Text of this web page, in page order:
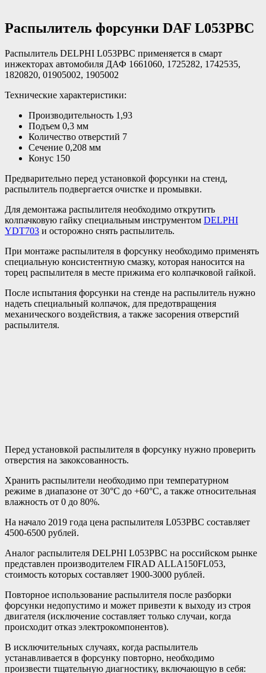
Распылитель форсунки DAF L053PBC
Распылитель DELPHI L053PBC применяется в смарт
инжекторах автомобиля ДАФ 1661060, 1725282, 1742535,
1820820, 01905002, 1905002
Технические характеристики:
Производительность 1,93
Подъем 0,3 мм
Количество отверстий 7
Сечение 0,208 мм
Конус 150
Предварительно перед установкой форсунки на стенд,
распылитель подвергается очистке и промывки.
Для демонтажа распылителя необходимо открутить
колпачковую гайку специальным инструментом DELPHI
YDT703 и осторожно снять распылитель.
При монтаже распылителя в форсунку необходимо применять
специальную консистентную смазку, которая наносится на
торец распылителя в месте прижима его колпачковой гайкой.
После испытания форсунки на стенде на распылитель нужно
надеть специальный колпачок, для предотвращения
механического воздействия, а также засорения отверстий
распылителя.
Перед установкой распылителя в форсунку нужно проверить
отверстия на закоксованность.
Хранить распылители необходимо при температурном
режиме в диапазоне от 30°C до +60°C, а также относительная
влажность от 0 до 80%.
На начало 2019 года цена распылителя L053PBC составляет
4500-6500 рублей.
Аналог распылителя DELPHI L053PBC на российском рынке
представлен производителем FIRAD ALLA150FL053,
стоимость которых составляет 1900-3000 рублей.
Повторное использование распылителя после разборки
форсунки недопустимо и может привезти к выходу из строя
двигателя (исключение составляет только случаи, когда
происходит отказ электрокомпонентов).
В исключительных случаях, когда распылитель
устанавливается в форсунку повторно, необходимо
произвести тщательную диагностику, включающую в себя: